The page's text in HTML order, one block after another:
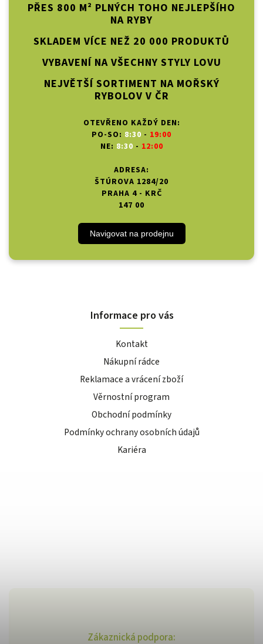
Zákaznická podpora:
PŘES 800 M² PLNÝCH TOHO NEJLEPŠÍHO
NA RYBY
SKLADEM VÍCE NEŽ 20 000 PRODUKTŮ
VYBAVENÍ NA VŠECHNY STYLY LOVU
NEJVĚTŠÍ SORTIMENT NA MOŘSKÝ
RYBOLOV V ČR
OTEVŘENO KAŽDÝ DEN:
PO-SO: 8:30 - 19:00
NE: 8:30 - 12:00
ADRESA:
ŠTÚROVA 1284/20
PRAHA 4 - KRČ
147 00
Navigovat na prodejnu
Informace pro vás
Kontakt
Nákupní rádce
Reklamace a vrácení zboží
Věrnostní program
Obchodní podmínky
Podmínky ochrany osobních údajů
Kariéra